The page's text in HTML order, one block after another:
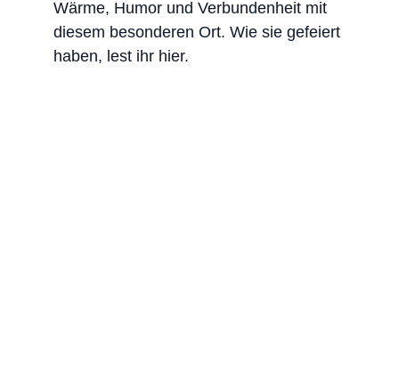
Wärme, Humor und Verbundenheit mit
diesem besonderen Ort. Wie sie gefeiert
haben, lest ihr hier.